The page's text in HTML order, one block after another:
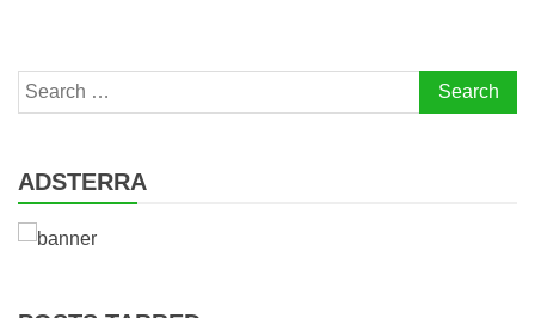
Search
for:
ADSTERRA